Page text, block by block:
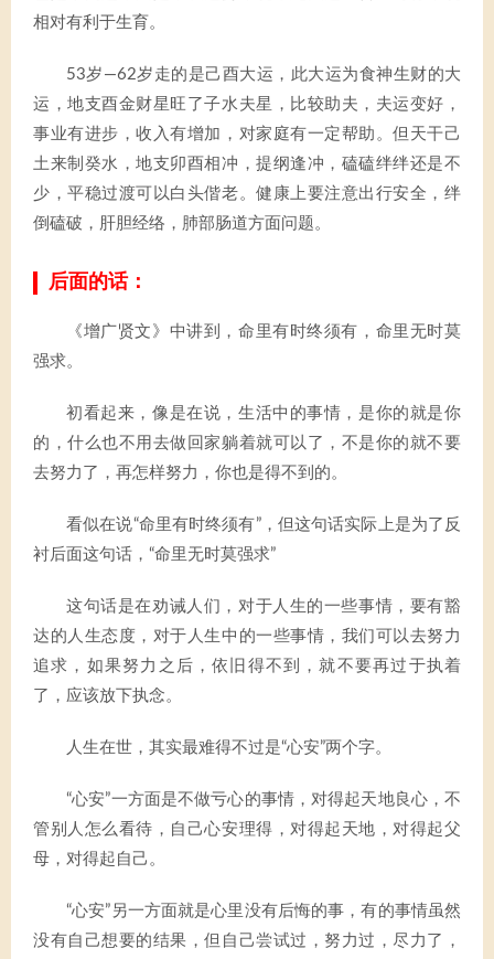
相对有利于生育。
53岁—62岁走的是己酉大运，此大运为食神生财的大
运，地支酉金财星旺了子水夫星，比较助夫，夫运变好，
事业有进步，收入有增加，对家庭有一定帮助。但天干己
土来制癸水，地支卯酉相冲，提纲逢冲，磕磕绊绊还是不
少，平稳过渡可以白头偕老。健康上要注意出行安全，绊
倒磕破，肝胆经络，肺部肠道方面问题。
后面的话：
《增广贤文》中讲到，命里有时终须有，命里无时莫
强求。
初看起来，像是在说，生活中的事情，是你的就是你
的，什么也不用去做回家躺着就可以了，不是你的就不要
去努力了，再怎样努力，你也是得不到的。
看似在说“命里有时终须有”，但这句话实际上是为了反
衬后面这句话，“命里无时莫强求”
这句话是在劝诫人们，对于人生的一些事情，要有豁
达的人生态度，对于人生中的一些事情，我们可以去努力
追求，如果努力之后，依旧得不到，就不要再过于执着
了，应该放下执念。
人生在世，其实最难得不过是“心安”两个字。
“心安”一方面是不做亏心的事情，对得起天地良心，不
管别人怎么看待，自己心安理得，对得起天地，对得起父
母，对得起自己。
“心安”另一方面就是心里没有后悔的事，有的事情虽然
没有自己想要的结果，但自己尝试过，努力过，尽力了，